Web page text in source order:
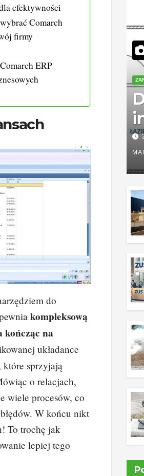
efektywności
Comarch
firmy
ERP
do
kompleksową
kończąc na
układance
sprzyjają
o relacjach,
wiele procesów, co
W końcu nikt
To trochę jak
lepiej tego